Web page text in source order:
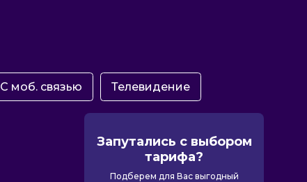
С моб. связью Телевидение
Запутались с выбором
тарифа?
Подберем для Вас выгодный